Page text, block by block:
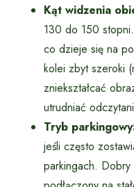
Kąt widzenia
130 do 150
co dzieje się na
kolei zbyt szeroki
zniekształcać
utrudniać
Tryb
jeśli często
parkingach. Dobry